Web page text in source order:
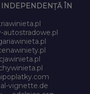
INDEPENDENȚĂ ÎN
autostradowe.pl
vignette.de